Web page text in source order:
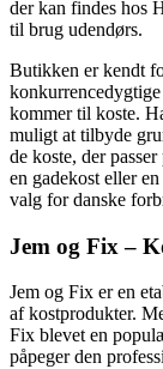
der kan findes hos
til brug udendørs.
Butikken er kendt
kommer til koste.
muligt at tilbyde
de koste, der
en gadekost eller
valg for danske
Jem og Fix –
Jem og Fix er en
af kostprodukter.
Fix blevet en
påpeger den